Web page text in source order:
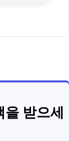
받으세